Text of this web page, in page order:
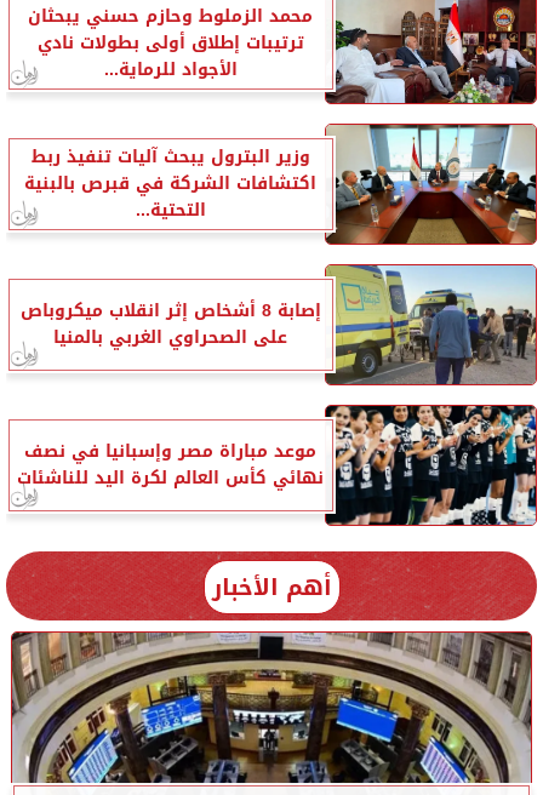
محمد الزملوط وحازم حسني يبحثان
ترتيبات إطلاق أولى بطولات نادي
الأجواد للرماية...
وزير البترول يبحث آليات تنفيذ ربط
اكتشافات الشركة في قبرص بالبنية
التحتية...
إصابة 8 أشخاص إثر انقلاب ميكروباص
على الصحراوي الغربي بالمنيا
موعد مباراة مصر وإسبانيا في نصف
نهائي كأس العالم لكرة اليد للناشئات
أهم الأخبار